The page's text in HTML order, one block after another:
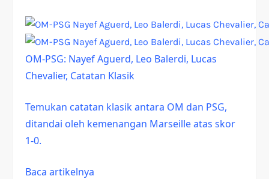
OM-PSG: Nayef Aguerd, Leo Balerdi, Lucas
Chevalier, Catatan Klasik
Temukan catatan klasik antara OM dan PSG,
ditandai oleh kemenangan Marseille atas skor
1-0.
Baca artikelnya